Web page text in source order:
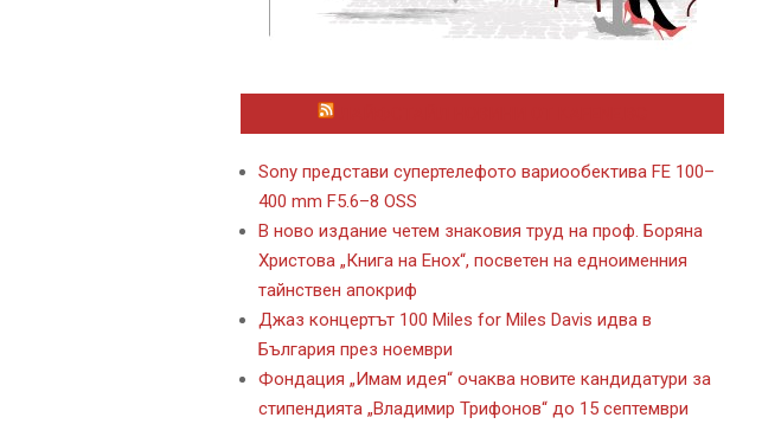
Sony представи супертелефото вариообектива FE 100–
400 mm F5.6–8 OSS
В ново издание четем знаковия труд на проф. Боряна
Христова „Книга на Енох“, посветен на едноименния
тайнствен апокриф
Джаз концертът 100 Miles for Miles Davis идва в
България през ноември
Фондация „Имам идея“ очаква новите кандидатури за
стипендията „Владимир Трифонов“ до 15 септември